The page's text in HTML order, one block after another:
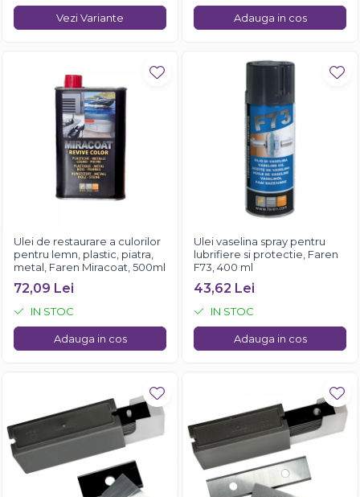
Vezi Variante Adauga in cos
Ulei de restaurare a culorilor
pentru lemn, plastic, piatra,
metal, Faren Miracoat, 500ml
72,09 Lei
IN STOC
Adauga in cos
Ulei vaselina spray pentru
lubrifiere si protectie, Faren
F73, 400 ml
43,62 Lei
IN STOC
Adauga in cos